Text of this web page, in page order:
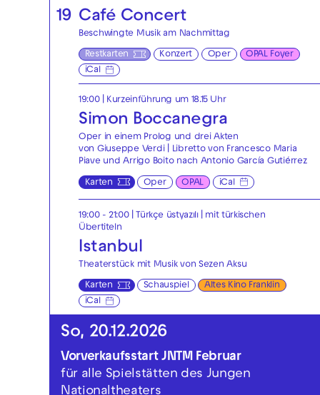
19 Café Concert
Beschwingte Musik am Nachmittag
Restkarten Konzert Oper
OPAL Foyer
iCal
19:00 | Kurzeinführung um 18.15 Uhr
Simon Boccanegra
Oper in einem Prolog und drei Akten
von Giuseppe Verdi | Libretto von Francesco Maria
Piave und Arrigo Boito nach Antonio García Gutiérrez
Karten Oper OPAL iCal
19:00 - 21:00|
Türkçe üstyazılı | mit türkischen
Übertiteln
Istanbul
Theaterstück mit Musik von Sezen Aksu
Karten Schauspiel
Altes Kino Franklin
iCal
So, 20.12.2026
Vorverkaufsstart JNTM Februar
für alle Spielstätten des Jungen
Nationaltheaters